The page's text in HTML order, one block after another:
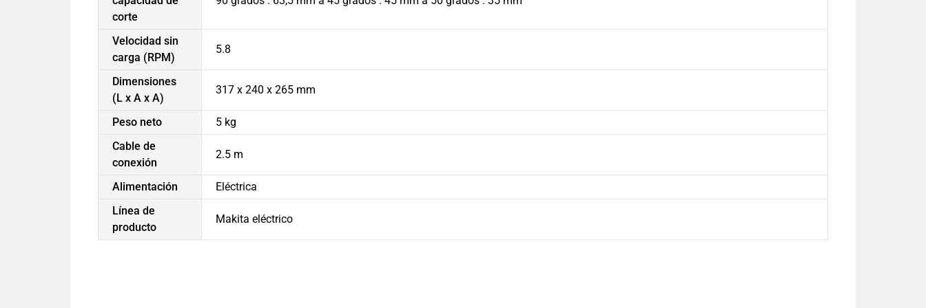
corte
Velocidad sin
carga (RPM)
5.8
Dimensiones
(L x A x A)
317 x 240 x 265 mm
Peso neto
5 kg
Cable de
conexión
2.5 m
Alimentación
Eléctrica
Línea de
producto
Makita eléctrico